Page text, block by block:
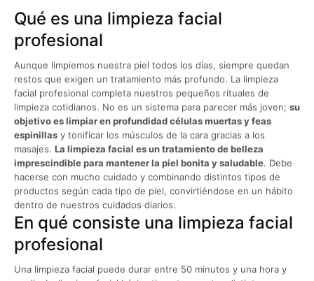
Qué es una limpieza facial
profesional
Aunque limpiemos nuestra piel todos los días, siempre quedan
restos que exigen un tratamiento más profundo. La limpieza
facial profesional completa nuestros pequeños rituales de
limpieza cotidianos. No es un sistema para parecer más joven; su
objetivo es limpiar en profundidad células muertas y feas
espinillas y tonificar los músculos de la cara gracias a los
masajes. La limpieza facial es un tratamiento de belleza
imprescindible para mantener la piel bonita y saludable. Debe
hacerse con mucho cuidado y combinando distintos tipos de
productos según cada tipo de piel, convirtiéndose en un hábito
dentro de nuestros cuidados diarios.
En qué consiste una limpieza facial
profesional
Una limpieza facial puede durar entre 50 minutos y una hora y